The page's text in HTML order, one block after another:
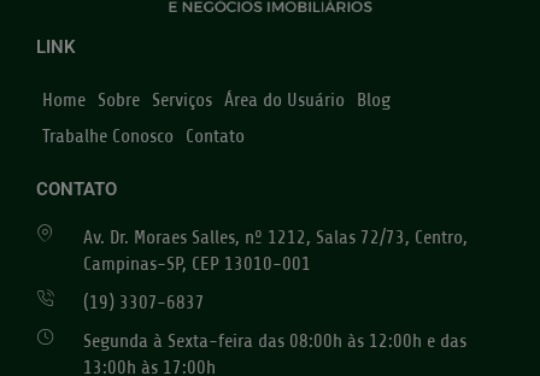
LINK
Home Sobre Serviços Área do Usuário
Blog
Trabalhe Conosco
Contato
CONTATO
Av. Dr. Moraes Salles, nº 1212, Salas 72/73, Centro,
Campinas-SP, CEP 13010-001
(19) 3307-6837
Segunda à Sexta-feira das 08:00h às 12:00h e das
13:00h às 17:00h